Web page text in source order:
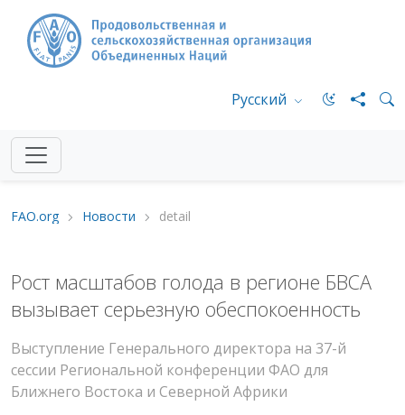
Русский
FAO.org Новости detail
Рост масштабов голода в регионе БВСА
вызывает серьезную обеспокоенность
Выступление Генерального директора на 37-й
сессии Региональной конференции ФАО для
Ближнего Востока и Северной Африки